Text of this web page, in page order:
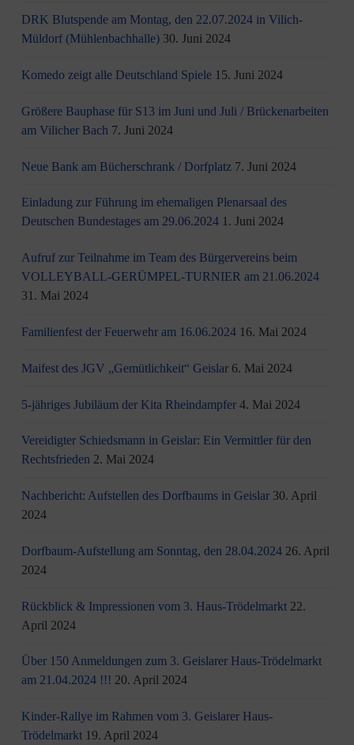
DRK Blutspende am Montag, den 22.07.2024 in Vilich-
Müldorf (Mühlenbachhalle) 30. Juni 2024
Komedo zeigt alle Deutschland Spiele 15. Juni 2024
Größere Bauphase für S13 im Juni und Juli / Brü­cken­ar­bei­ten
am Vi­li­cher Bach 7. Juni 2024
Neue Bank am Bücherschrank / Dorfplatz 7. Juni 2024
Einladung zur Führung im ehemaligen Plenarsaal des
Deutschen Bundestages am 29.06.2024 1. Juni 2024
Aufruf zur Teilnahme im Team des Bürgervereins beim
VOLLEYBALL-GERÜMPEL-TURNIER am 21.06.2024
31. Mai 2024
Familienfest der Feuerwehr am 16.06.2024 16. Mai 2024
Maifest des JGV „Gemütlichkeit“ Geislar 6. Mai 2024
5-jähriges Jubiläum der Kita Rheindampfer 4. Mai 2024
Vereidigter Schiedsmann in Geislar: Ein Vermittler für den
Rechtsfrieden 2. Mai 2024
Nachbericht: Aufstellen des Dorfbaums in Geislar 30. April
2024
Dorfbaum-Aufstellung am Sonntag, den 28.04.2024 26. April
2024
Rückblick & Impressionen vom 3. Haus-Trödelmarkt 22.
April 2024
Über 150 Anmeldungen zum 3. Geislarer Haus-Trödelmarkt
am 21.04.2024 !!! 20. April 2024
Kinder-Rallye im Rahmen vom 3. Geislarer Haus-
Trödelmarkt 19. April 2024